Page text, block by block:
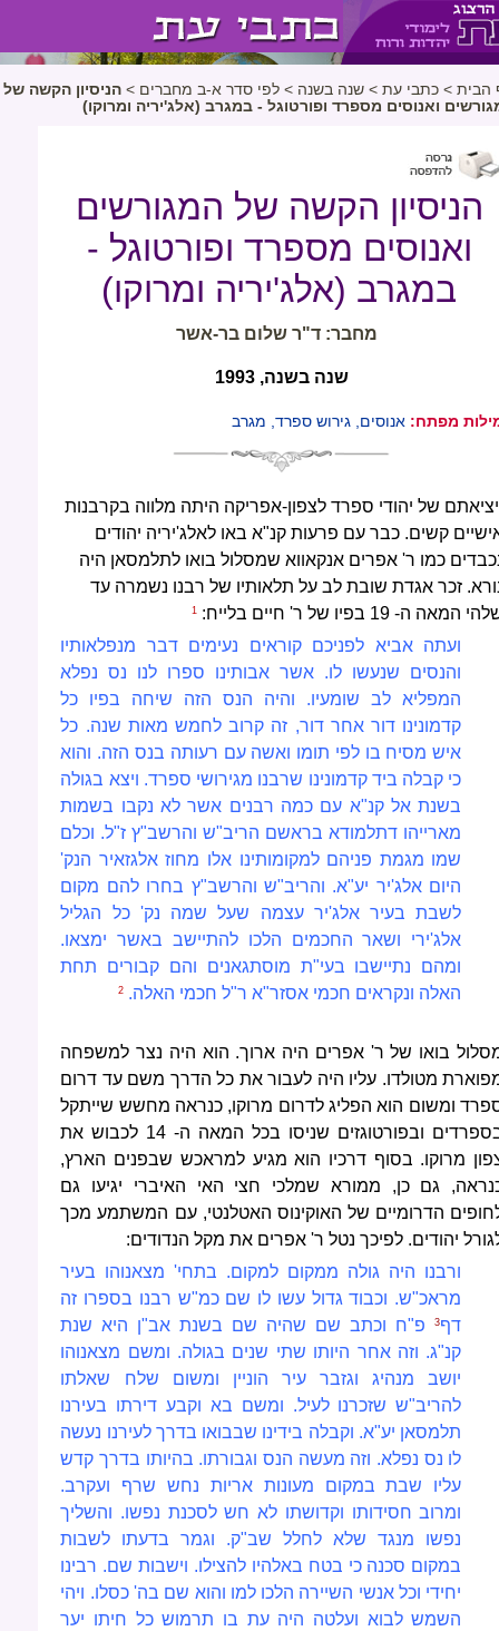
הבית > כתבי עת > שנה בשנה > לפי סדר א-ב מחברים > הניסיון הקשה של
ואנוסים מספרד ופורטוגל - במגרב (אלג'יריה ומרוקו)
הניסיון הקשה של המגורשים
ואנוסים מספרד ופורטוגל -
במגרב (אלג'יריה ומרוקו)
מחבר: ד"ר שלום בר-אשר
שנה בשנה, 1993
מפתח: אנוסים, גירוש ספרד, מגרב
יציאתם של יהודי ספרד לצפון-אפריקה היתה מלווה בקרבנות
קשים. כבר עם פרעות קנ"א באו לאלג'יריה יהודים
כמו ר' אפרים אנקאווא שמסלול בואו לתלמסאן היה
זכר אגדת שובת לב על תלאותיו של רבנו נשמרה עד
המאה ה- 19 בפיו של ר' חיים בלייח:
1
ועתה אביא לפניכם קוראים נעימים דבר מנפלאותיו
והנסים שנעשו לו. אשר אבותינו ספרו לנו נס נפלא
המפליא לב שומעיו. והיה הנס הזה שיחה בפיו כל
קדמונינו דור אחר דור, זה קרוב לחמש מאות שנה. כל
איש מסיח בו לפי תומו ואשה עם רעותה בנס הזה. והוא
כי קבלה ביד קדמונינו שרבנו מגירושי ספרד. ויצא בגולה
בשנת אל קנ"א עם כמה רבנים אשר לא נקבו בשמות
מארייהו דתלמודא בראשם הריב"ש והרשב"ץ ז"ל. וכלם
שמו מגמת פניהם למקומותינו אלו מחוז אלגזאיר הנק'
היום אלג'יר יע"א. והריב"ש והרשב"ץ בחרו להם מקום
לשבת בעיר אלג'יר עצמה שעל שמה נק' כל הגליל
אלג'ירי ושאר החכמים הלכו להתיישב באשר ימצאו.
ומהם נתיישבו בעי"ת מוסתגאנים והם קבורים תחת
האלה ונקראים חכמי אסזר"א ר"ל חכמי האלה. 2
בואו של ר' אפרים היה ארוך. הוא היה נצר למשפחה
מטולדו. עליו היה לעבור את כל הדרך משם עד דרום
ומשום הוא הפליג לדרום מרוקו, כנראה מחשש שייתקל
בספרדים ובפורטוגזים שניסו בכל המאה ה- 14 לכבוש את
מרוקו. בסוף דרכיו הוא מגיע למראכש שבפנים הארץ,
גם כן, ממורא שמלכי חצי האי האיברי יגיעו גם
הדרומיים של האוקינוס האטלנטי, עם המשתמע מכך
יהודים. לפיכך נטל ר' אפרים את מקל הנדודים:
ורבנו היה גולה ממקום למקום. בתחי' מצאנוהו בעיר
מראכ"ש. וכבוד גדול עשו לו שם כמ"ש רבנו בספרו זה
דף3
פ"ח וכתב שם שהיה שם בשנת אב"ן היא שנת
קנ"ג. וזה אחר היותו שתי שנים בגולה. ומשם מצאנוהו
יושב מנהיג וגזבר עיר הוניין ומשום שלח שאלתו
להריב"ש שזכרנו לעיל. ומשם בא וקבע דירתו בעירנו
תלמסאן יע"א. וקבלה בידינו שבבואו בדרך לעירנו נעשה
לו נס נפלא. וזה מעשה הנס וגבורתו. בהיותו בדרך קדש
עליו שבת במקום מעונות אריות נחש שרף ועקרב.
ומרוב חסידותו וקדושתו לא חש לסכנת נפשו. והשליך
נפשו מנגד שלא לחלל שב"ק. וגמר בדעתו לשבות
במקום סכנה כי בטח באלהיו להצילו. וישבות שם. רבינו
יחידי וכל אנשי השיירה הלכו למו והוא שם בה' כסלו. ויהי
השמש לבוא ועלטה היה עת בו תרמוש כל חיתו יער